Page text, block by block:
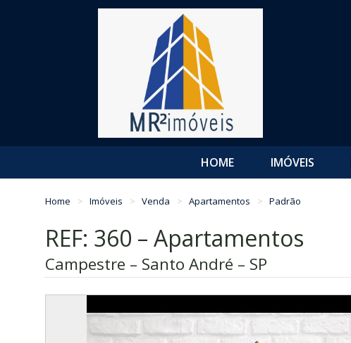
HOME IMÓVEIS
Home Imóveis Venda Apartamentos Padrão
REF: 360 – Apartamentos
Campestre – Santo André – SP